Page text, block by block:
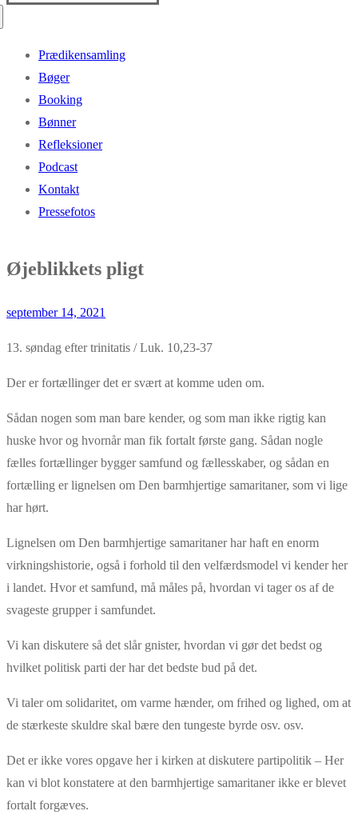
Prædikensamling
Bøger
Booking
Bønner
Refleksioner
Podcast
Kontakt
Pressefotos
Øjeblikkets pligt
september 14, 2021
13. søndag efter trinitatis / Luk. 10,23-37
Der er fortællinger det er svært at komme uden om.
Sådan nogen som man bare kender, og som man ikke rigtig kan
huske hvor og hvornår man fik fortalt første gang. Sådan nogle
fælles fortællinger bygger samfund og fællesskaber, og sådan en
fortælling er lignelsen om Den barmhjertige samaritaner, som vi lige
har hørt.
Lignelsen om Den barmhjertige samaritaner har haft en enorm
virkningshistorie, også i forhold til den velfærdsmodel vi kender her
i landet. Hvor et samfund, må måles på, hvordan vi tager os af de
svageste grupper i samfundet.
Vi kan diskutere så det slår gnister, hvordan vi gør det bedst og
hvilket politisk parti der har det bedste bud på det.
Vi taler om solidaritet, om varme hænder, om frihed og lighed, om at
de stærkeste skuldre skal bære den tungeste byrde osv. osv.
Det er ikke vores opgave her i kirken at diskutere partipolitik – Her
kan vi blot konstatere at den barmhjertige samaritaner ikke er blevet
fortalt forgæves.